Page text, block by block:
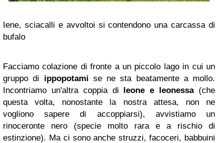
Iene, sciacalli e avvoltoi si contendono una carcassa di
bufalo
Facciamo colazione di fronte a un piccolo lago in cui un
gruppo di ippopotami se ne sta beatamente a mollo.
Incontriamo un'altra coppia di
leone e leonessa(che
questa volta, nonostante la nostra attesa, non ne
vogliono sapere di accoppiarsi), avvistiamo un
rinoceronte nero (specie molto rara e a rischio di
estinzione). Ma ci sono anche struzzi, facoceri, babbuini